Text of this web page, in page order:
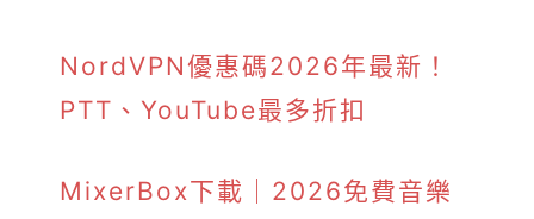
NordVPN優惠碼2026年最新！
PTT、YouTube最多折扣
MixerBox下載｜2026免費音樂